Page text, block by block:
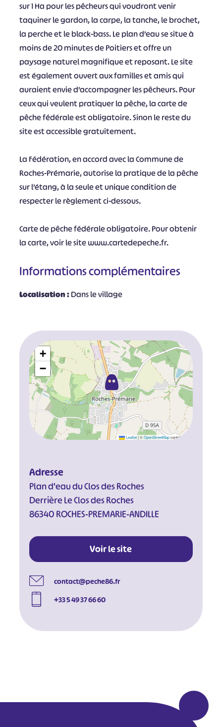
sur 1 Ha pour les pêcheurs qui voudront venir
taquiner le gardon, la carpe, la tanche, le brochet,
la perche et le black-bass. Le plan d’eau se situe à
moins de 20 minutes de Poitiers et offre un
paysage naturel magnifique et reposant. Le site
est également ouvert aux familles et amis qui
auraient envie d’accompagner les pêcheurs. Pour
ceux qui veulent pratiquer la pêche, la carte de
pêche fédérale est obligatoire. Sinon le reste du
site est accessible gratuitement.
La Fédération, en accord avec la Commune de
Roches-Prémarie, autorise la pratique de la pêche
sur l’étang, à la seule et unique condition de
respecter le règlement ci-dessous.
Carte de pêche fédérale obligatoire. Pour obtenir
la carte, voir le site www.cartedepeche.fr.
Informations complémentaires
Localisation :Dans le village
+
−
Leaflet |©OpenStreetMapcontributors
Adresse
Plan d'eau du Clos des Roches
Derrière Le Clos des Roches
86340 ROCHES-PREMARIE-ANDILLE
Voir le site
contact@peche86.fr
+33 5 49 37 66 60